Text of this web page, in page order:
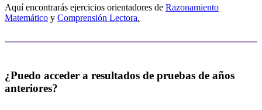
Aquí encontrarás ejercicios orientadores de Razonamiento
Matemático y Comprensión Lectora.
¿Puedo acceder a resultados de pruebas de años
anteriores?